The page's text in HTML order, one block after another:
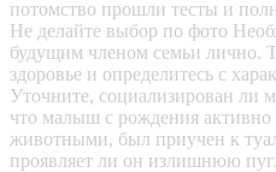
потомство прошли тесты и
Не делайте выбор по фото
будущим членом семьи лично.
здоровье и определитесь с
Уточните, социализирован ли
что малыш с рождения
животными, был приучен к
проявляет ли он излишнюю